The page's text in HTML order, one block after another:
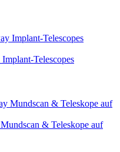
Telescopes
& Teleskope auf